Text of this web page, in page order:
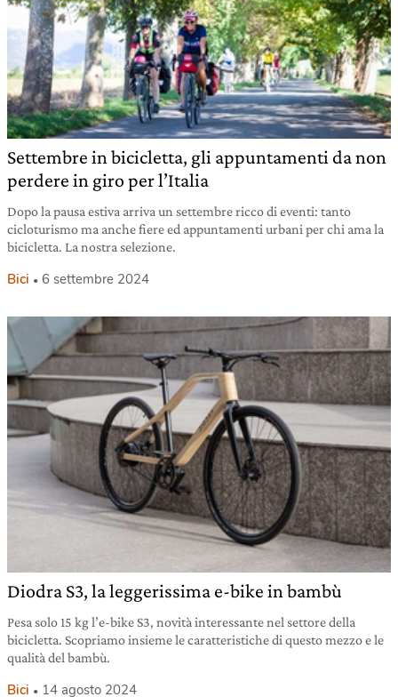
Settembre in bicicletta, gli appuntamenti da non
perdere in giro per l’Italia
Dopo la pausa estiva arriva un settembre ricco di eventi: tanto
cicloturismo ma anche fiere ed appuntamenti urbani per chi ama la
bicicletta. La nostra selezione.
Bici 6 settembre 2024
Diodra S3, la leggerissima e-bike in bambù
Pesa solo 15 kg l’e-bike S3, novità interessante nel settore della
bicicletta. Scopriamo insieme le caratteristiche di questo mezzo e le
qualità del bambù.
Bici 14 agosto 2024